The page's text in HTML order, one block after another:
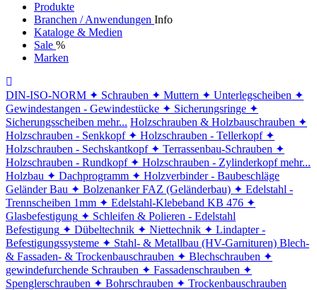
Produkte
Branchen / Anwendungen Info
Kataloge & Medien
Sale %
Marken
DIN-ISO-NORM ✦ Schrauben ✦ Muttern ✦ Unterlegscheiben ✦
Gewindestangen - Gewindestücke ✦ Sicherungsringe ✦
Sicherungsscheiben mehr... Holzschrauben & Holzbauschrauben ✦
Holzschrauben - Senkkopf ✦ Holzschrauben - Tellerkopf ✦
Holzschrauben - Sechskantkopf ✦ Terrassenbau-Schrauben ✦
Holzschrauben - Rundkopf ✦ Holzschrauben - Zylinderkopf mehr...
Holzbau ✦ Dachprogramm ✦ Holzverbinder - Baubeschläge
Geländer Bau ✦ Bolzenanker FAZ (Geländerbau) ✦ Edelstahl -
Trennscheiben 1mm ✦ Edelstahl-Klebeband KB 476 ✦
Glasbefestigung ✦ Schleifen & Polieren - Edelstahl
Befestigung ✦ Dübeltechnik ✦ Niettechnik ✦ Lindapter -
Befestigungssysteme ✦ Stahl- & Metallbau (HV-Garnituren) Blech-
& Fassaden- & Trockenbauschrauben ✦ Blechschrauben ✦
gewindefurchende Schrauben ✦ Fassadenschrauben ✦
Spenglerschrauben ✦ Bohrschrauben ✦ Trockenbauschrauben